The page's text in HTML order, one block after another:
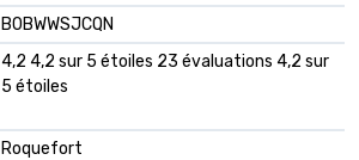
B0BWWSJCQN
4,2 4,2 sur 5 étoiles 23 évaluations 4,2 sur
5 étoiles
Roquefort